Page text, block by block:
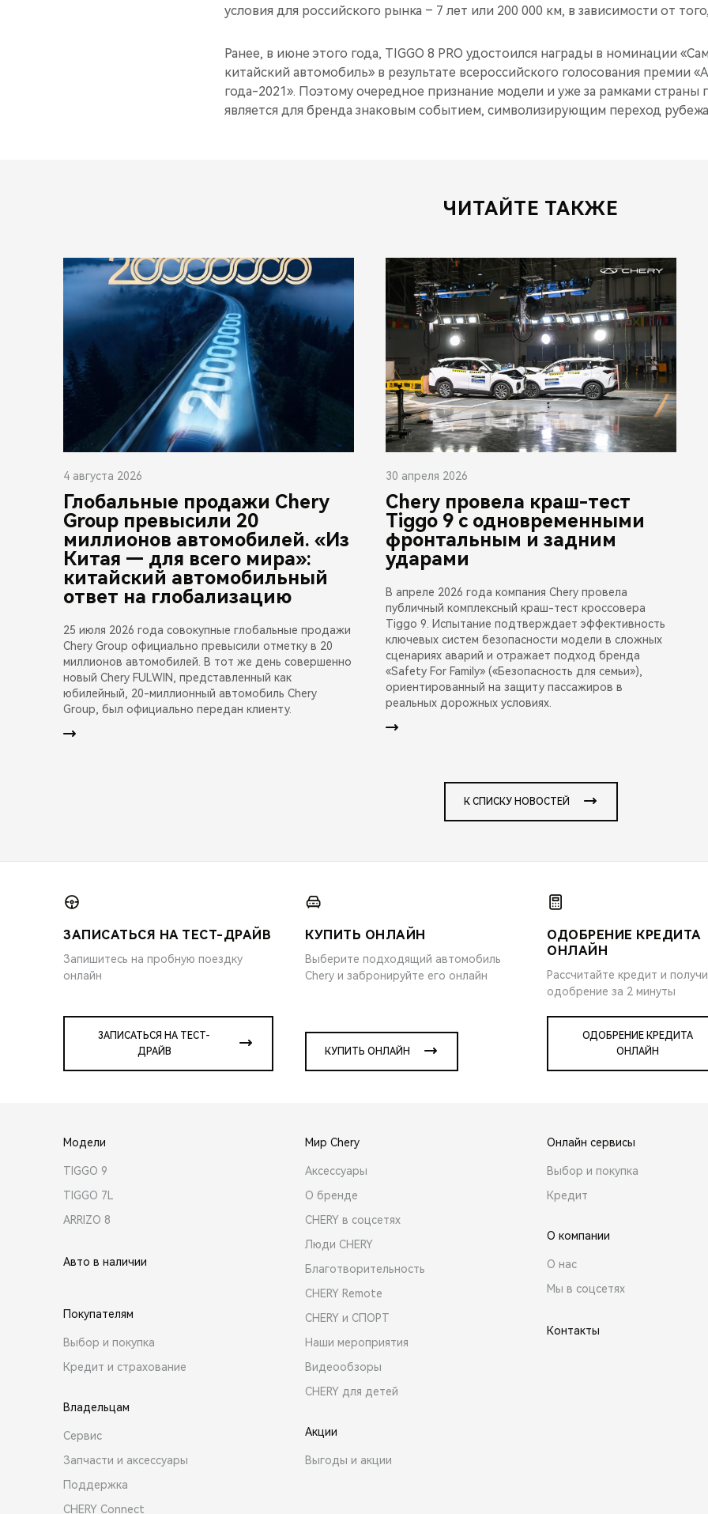
условия для российского рынка – 7 лет или 200 000 км, в зависимости от
Ранее, в июне этого года, TIGGO 8 PRO удостоился награды в номинации
китайский автомобиль» в результате всероссийского голосования премии
года-2021». Поэтому очередное признание модели и уже за рамками страны
является для бренда знаковым событием, символизирующим переход
ЧИТАЙТЕ ТАКЖЕ
4 августа 2026
Глобальные продажи Chery
Group превысили 20
миллионов автомобилей. «Из
Китая — для всего мира»:
китайский автомобильный
ответ на глобализацию
25 июля 2026 года совокупные глобальные продажи
Chery Group официально превысили отметку в 20
миллионов автомобилей. В тот же день совершенно
новый Chery FULWIN, представленный как
юбилейный, 20-миллионный автомобиль Chery
Group, был официально передан клиенту.
30 апреля 2026
Chery провела краш-тест
Tiggo 9 с одновременными
фронтальным и задним
ударами
В апреле 2026 года компания Chery провела
публичный комплексный краш-тест кроссовера
Tiggo 9. Испытание подтверждает эффективность
ключевых систем безопасности модели в сложных
сценариях аварий и отражает подход бренда
«Safety For Family» («Безопасность для семьи»),
ориентированный на защиту пассажиров в
реальных дорожных условиях.
К СПИСКУ НОВОСТЕЙ
ЗАПИСАТЬСЯ НА ТЕСТ-ДРАЙВ
Запишитесь на пробную поездку
онлайн
ЗАПИСАТЬСЯ НА ТЕСТ-
ДРАЙВ
КУПИТЬ ОНЛАЙН
Выберите подходящий автомобиль
Chery и забронируйте его онлайн
КУПИТЬ ОНЛАЙН
ОДОБРЕНИЕ КРЕДИТА
ОНЛАЙН
Рассчитайте кредит и
одобрение за 2 минуты
ОДОБРЕНИЕ КРЕДИТА
ОНЛАЙН
Модели
TIGGO 9
TIGGO 7L
ARRIZO 8
Авто в наличии
Покупателям
Выбор и покупка
Кредит и страхование
Владельцам
Сервис
Запчасти и аксессуары
Поддержка
CHERY Connect
Мир Chery
Аксессуары
О бренде
CHERY в соцсетях
Люди CHERY
Благотворительность
CHERY Remote
CHERY и СПОРТ
Наши мероприятия
Видеообзоры
CHERY для детей
Акции
Выгоды и акции
Онлайн сервисы
Выбор и покупка
Кредит
О компании
О нас
Мы в соцсетях
Контакты